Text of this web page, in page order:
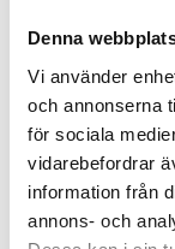
Denna
Vi använder
och annonserna
för sociala
vidarebefordrar
information från
annons- och
CA742 &